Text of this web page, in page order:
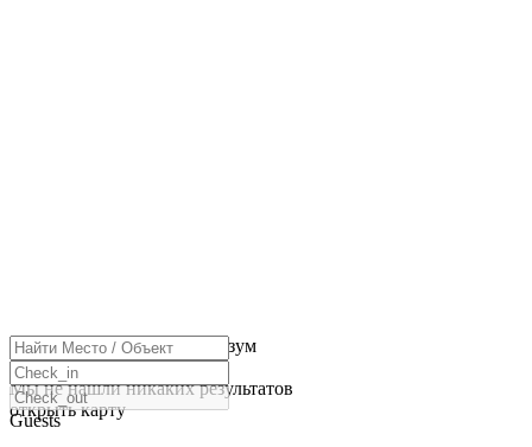
нажмите, чтобы включить зум
Загрузка карт
Мы не нашли никаких результатов
открыть карту
Guests